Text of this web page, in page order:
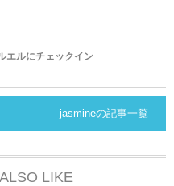
エルにチェックイン
jasmineの記事一覧
LIKE